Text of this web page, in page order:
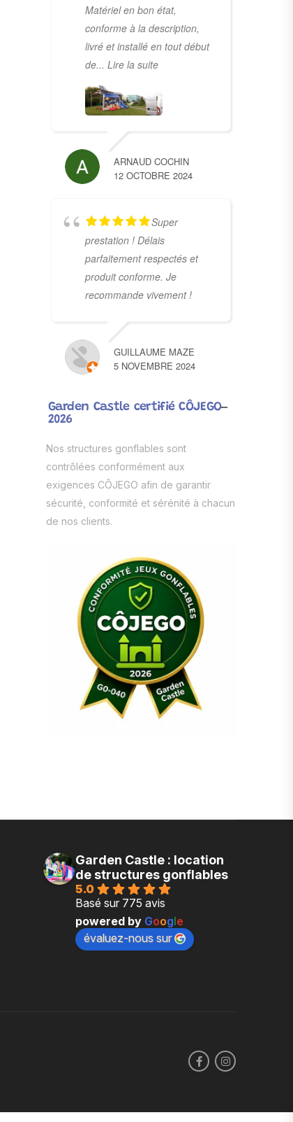
Matériel en bon état,
conforme à la description,
livré et installé en tout début
de... Lire la suite
ARNAUD COCHIN
12 OCTOBRE 2024
Super
prestation ! Délais
parfaitement respectés et
produit conforme. Je
recommande vivement !
GUILLAUME MAZE
5 NOVEMBRE 2024
Garden Castle certifié CÔJEGO
2026
Nos structures gonflables sont
contrôlées conformément aux
exigences CÔJEGO afin de garantir
sécurité, conformité et sérénité à chacun
de nos clients.
Garden Castle : location
de structures gonflables
5.0
Basé sur 775 avis
powered by Google
évaluez-nous sur